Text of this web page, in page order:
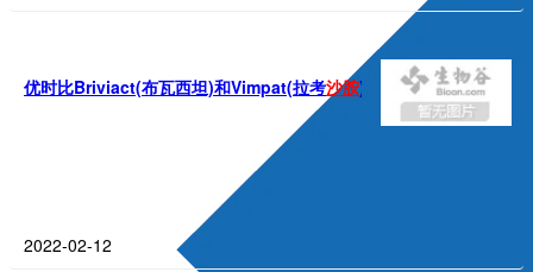
优时比Briviact(布瓦西坦)和Vimpat(拉考沙胺)获欧盟CHMP推荐批
2022-02-12